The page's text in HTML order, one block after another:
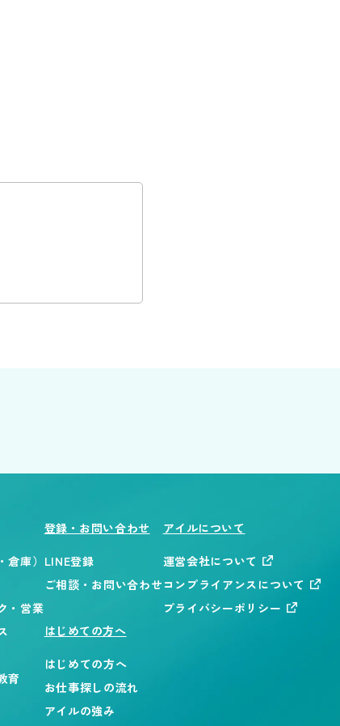
庫）
・営業
育
登録・お問い合わせ
LINE登録
ご相談・お問い合わせ
はじめての方へ
はじめての方へ
お仕事探しの流れ
アイルの強み
アイルについて
運営会社について
コンプライアンスについて
プライバシーポリシー